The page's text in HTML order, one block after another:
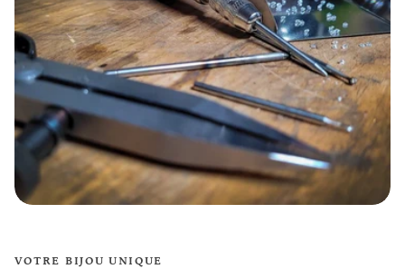
VOTRE BIJOU UNIQUE